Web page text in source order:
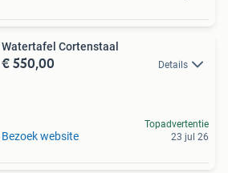
Watertafel Cortenstaal
€ 550,00 Details
Bezoek website
Topadvertentie
23 jul 26